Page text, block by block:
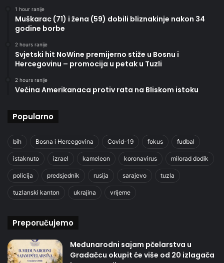
1 hour ranije
Muškarac (71) i žena (59) dobili bliznakinje nakon 34
godine borbe
2 hours ranije
Svjetski hit NoWine premijerno stiže u Bosnu i
Hercegovinu – promocija u petak u Tuzli
2 hours ranije
Većina Amerikanaca protiv rata na Bliskom istoku
Popularno
bih Bosna i Hercegovina Covid-19 fokus fudbal
istaknuto izrael kameleon koronavirus milorad dodik
policija predsjednik rusija sarajevo tuzla
tuzlanski kanton ukrajina vrijeme
Preporučujemo
Međunarodni sajam pčelarstva u
Gradačcu okupit će više od 20 izlagača